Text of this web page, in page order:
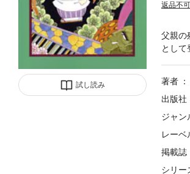
試し読み
返品不可
父親の
として
著者
出版社
ジャン
レーベ
掲載誌
シリー